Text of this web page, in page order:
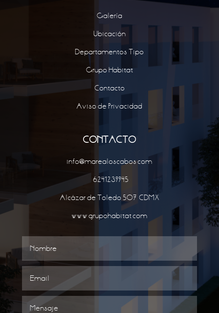
Galería
Ubicación
Departamentos Tipo
Grupo Habitat
Contacto
Aviso de Privacidad
CONTACTO
info@marealoscabos.com
‎‎6241239945
Alcázar de Toledo 507, CDMX
www.grupohabitat.com